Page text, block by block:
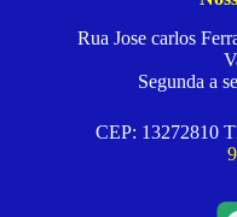
Rua Jose carlos
Segunda a
CEP: 13272810